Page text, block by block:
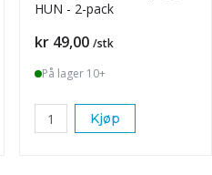
HUN - 2-pack
Pris
kr 49,00 /stk
På lager 10+
Kjøp